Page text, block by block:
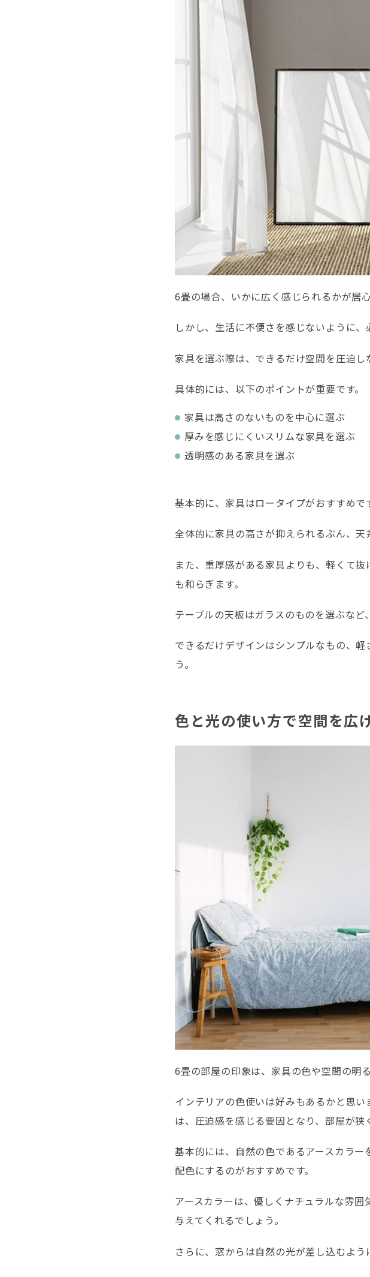
6畳の場合、いかに広く感じられるかが居
しかし、生活に不便さを感じないように
家具を選ぶ際は、できるだけ空間を圧迫し
具体的には、以下のポイントが重要です。
家具は高さのないものを中心に選ぶ
厚みを感じにくいスリムな家具を選ぶ
透明感のある家具を選ぶ
基本的に、家具はロータイプがおすすめで
全体的に家具の高さが抑えられるぶん、天
また、重厚感がある家具よりも、軽くて
も和らぎます。
テーブルの天板はガラスのものを選ぶなど
できるだけデザインはシンプルなもの、
う。
色と光の使い方で空間を広
6畳の部屋の印象は、家具の色や空間の明
インテリアの色使いは好みもあるかと思
は、圧迫感を感じる要因となり、部屋が狭
基本的には、自然の色であるアースカラ
配色にするのがおすすめです。
アースカラーは、優しくナチュラルな雰
与えてくれるでしょう。
さらに、窓からは自然の光が差し込むよう